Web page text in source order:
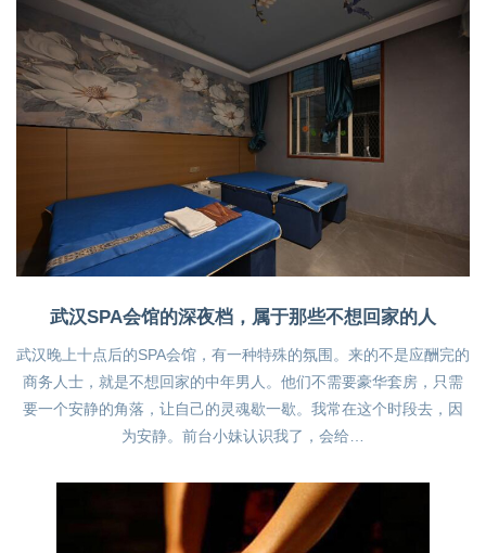
武汉SPA会馆的深夜档，属于那些不想回家的人
武汉晚上十点后的SPA会馆，有一种特殊的氛围。来的不是应酬完的
商务人士，就是不想回家的中年男人。他们不需要豪华套房，只需
要一个安静的角落，让自己的灵魂歇一歇。我常在这个时段去，因
为安静。前台小妹认识我了，会给…